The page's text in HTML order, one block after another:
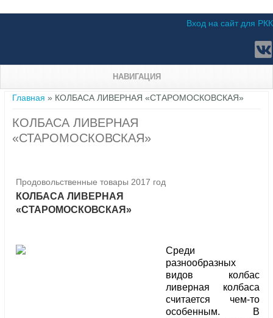
Вход на сайт для РКК
НАВИГАЦИЯ
Вы здесь
Главная » КОЛБАСА ЛИВЕРНАЯ «СТАРОМОСКОВСКАЯ»
КОЛБАСА ЛИВЕРНАЯ
«СТАРОМОСКОВСКАЯ»
Продовольственные товары 2017 год
КОЛБАСА ЛИВЕРНАЯ
«СТАРОМОСКОВСКАЯ»
Среди
разнообразных
видов колбас
ливерная колбаса
считается чем-то
особенным. В